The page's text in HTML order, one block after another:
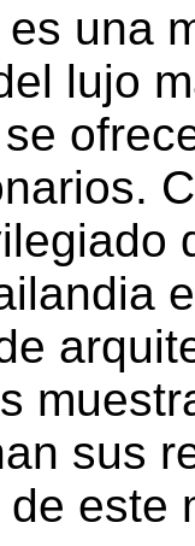
una
lujo
sus
este